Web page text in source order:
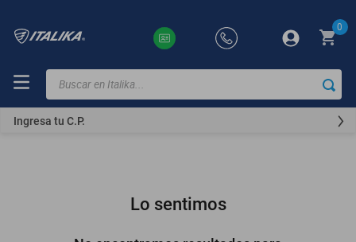
0
Buscar en Italika...
Ingresa tu C.P.
Lo sentimos
TÉRMINOS
MÁS
250z